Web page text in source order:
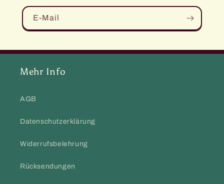
E-Mail
Mehr Info
AGB
Datenschutzerklärung
Widerrufsbelehrung
Rücksendungen